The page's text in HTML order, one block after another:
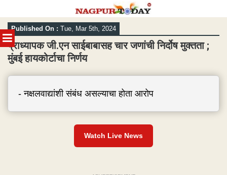
MENU
Skip
to
content
Published On : Tue, Mar 5th, 2024
प्राध्यापक जी.एन साईबाबासह चार जणांची निर्दोष मुक्तता ;
मुंबई हायकोर्टाचा निर्णय
- नक्षलवाद्यांशी संबंध असल्याचा होता आरोप
Watch Live News